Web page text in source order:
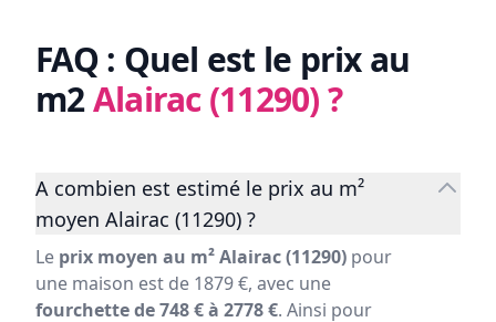
FAQ : Quel est le prix au
m2Alairac (11290)?
A combien est estimé le prix au m²
moyen Alairac (11290) ?
Le prix moyen au m² Alairac (11290) pour
une maison est de 1879 €, avec une
fourchette de 748 € à 2778 €. Ainsi pour